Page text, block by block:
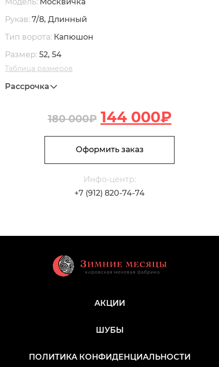
Рукав: 7/8, Длинный
Тип ворота: Капюшон
Размер: 52, 54
Таблица размеров
180 000₽ 144 000₽
Рассрочка
В корзину
Оформить заказ
Инфо-центр:
+7 (912) 820-74-74
АКЦИИ
ШУБЫ
ПОЛИТИКА КОНФИДЕНЦИАЛЬНОСТИ